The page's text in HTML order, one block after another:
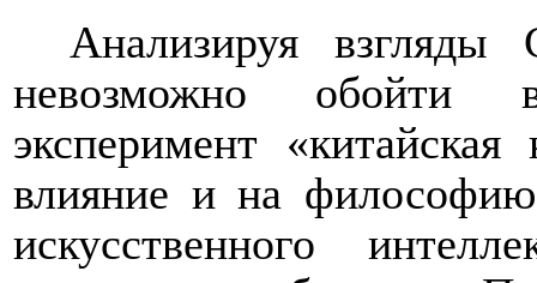
Анализируя взгляды
невозможно обойти
эксперимент
влияние и на
искусственного